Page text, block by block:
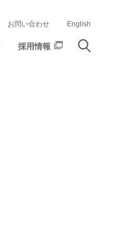
採用情報
お問い合わせ English